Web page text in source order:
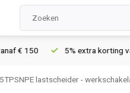
150 5% extra korting vanaf
lastscheider -